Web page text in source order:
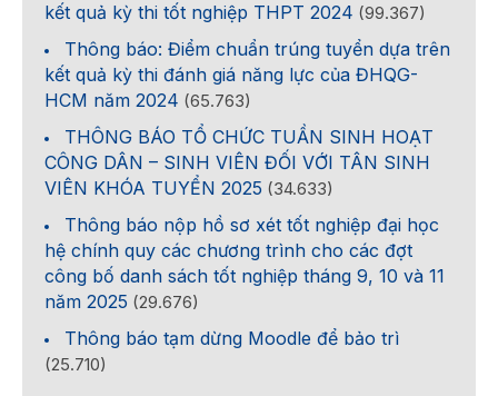
kết quả kỳ thi tốt nghiệp THPT 2024 (99.367)
Thông báo: Điểm chuẩn trúng tuyển dựa trên
kết quả kỳ thi đánh giá năng lực của ĐHQG-
HCM năm 2024 (65.763)
THÔNG BÁO TỔ CHỨC TUẦN SINH HOẠT
CÔNG DÂN – SINH VIÊN ĐỐI VỚI TÂN SINH
VIÊN KHÓA TUYỂN 2025 (34.633)
Thông báo nộp hồ sơ xét tốt nghiệp đại học
hệ chính quy các chương trình cho các đợt
công bố danh sách tốt nghiệp tháng 9, 10 và 11
năm 2025 (29.676)
Thông báo tạm dừng Moodle để bảo trì
(25.710)